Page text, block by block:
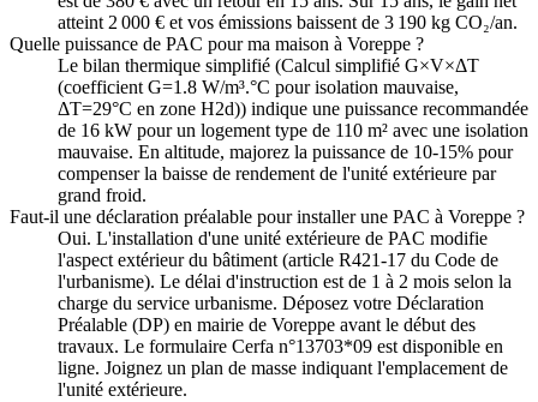
atteint 2 000 € et vos émissions baissent de 3 190 kg CO₂/an.
Quelle puissance de PAC pour ma maison à Voreppe ?
Le bilan thermique simplifié (Calcul simplifié G×V×ΔT
(coefficient G=1.8 W/m³.°C pour isolation mauvaise,
ΔT=29°C en zone H2d)) indique une puissance recommandée
de 16 kW pour un logement type de 110 m² avec une isolation
mauvaise. En altitude, majorez la puissance de 10-15% pour
compenser la baisse de rendement de l'unité extérieure par
grand froid.
Faut-il une déclaration préalable pour installer une PAC à Voreppe ?
Oui. L'installation d'une unité extérieure de PAC modifie
l'aspect extérieur du bâtiment (article R421-17 du Code de
l'urbanisme). Le délai d'instruction est de 1 à 2 mois selon la
charge du service urbanisme. Déposez votre Déclaration
Préalable (DP) en mairie de Voreppe avant le début des
travaux. Le formulaire Cerfa n°13703*09 est disponible en
ligne. Joignez un plan de masse indiquant l'emplacement de
l'unité extérieure.